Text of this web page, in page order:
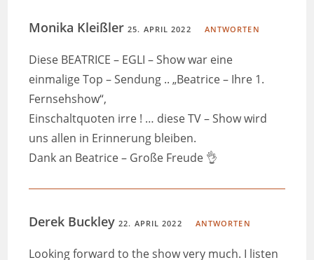
Monika Kleißler25. APRIL 2022 ANTWORTEN
Diese BEATRICE – EGLI – Show war eine
einmalige Top – Sendung .. „Beatrice – Ihre 1.
Fernsehshow“,
Einschaltquoten irre ! … diese TV – Show wird
uns allen in Erinnerung bleiben.
Dank an Beatrice – Große Freude 👌
Derek Buckley22. APRIL 2022 ANTWORTEN
Looking forward to the show very much. I listen